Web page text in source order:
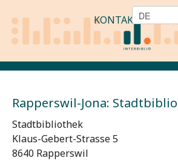
KONTAKT
Rapperswil-Jona:
Stadtbibliothek
Klaus-Gebert-Strasse 5
8640 Rapperswil